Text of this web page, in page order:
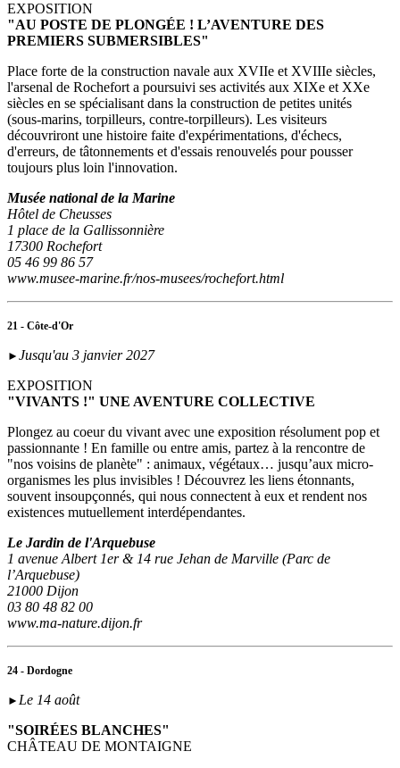
EXPOSITION
"AU POSTE DE PLONGÉE ! L’AVENTURE DES
PREMIERS SUBMERSIBLES"
Place forte de la construction navale aux XVIIe et XVIIIe siècles,
l'arsenal de Rochefort a poursuivi ses activités aux XIXe et XXe
siècles en se spécialisant dans la construction de petites unités
(sous‑marins, torpilleurs, contre-torpilleurs). Les visiteurs
découvriront une histoire faite d'expérimentations, d'échecs,
d'erreurs, de tâtonnements et d'essais renouvelés pour pousser
toujours plus loin l'innovation.
Musée national de la Marine
Hôtel de Cheusses
1 place de la Gallissonnière
17300 Rochefort
05 46 99 86 57
www.musee-marine.fr/nos-musees/rochefort.html
21 - Côte-d'Or
► Jusqu'au 3 janvier 2027
EXPOSITION
"VIVANTS !" UNE AVENTURE COLLECTIVE
Plongez au coeur du vivant avec une exposition résolument pop et
passionnante ! En famille ou entre amis, partez à la rencontre de
"nos voisins de planète" : animaux, végétaux… jusqu’aux micro-
organismes les plus invisibles ! Découvrez les liens étonnants,
souvent insoupçonnés, qui nous connectent à eux et rendent nos
existences mutuellement interdépendantes.
Le Jardin de l'Arquebuse
1 avenue Albert 1er & 14 rue Jehan de Marville (Parc de
l’Arquebuse)
21000 Dijon
03 80 48 82 00
www.ma-nature.dijon.fr
24 - Dordogne
► Le 14 août
"SOIRÉES BLANCHES"
CHÂTEAU DE MONTAIGNE